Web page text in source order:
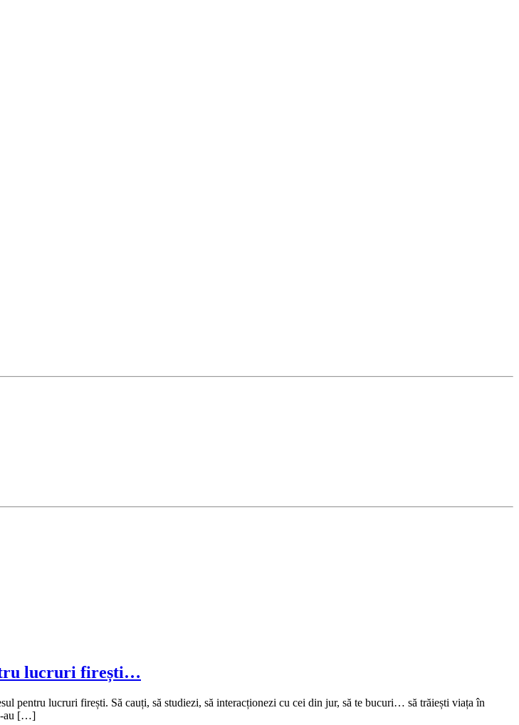
lucruri firești…
pentru lucruri firești. Să cauți, să studiezi, să interacționezi cu cei din jur, să te bucuri… să trăiești viața în
au […]